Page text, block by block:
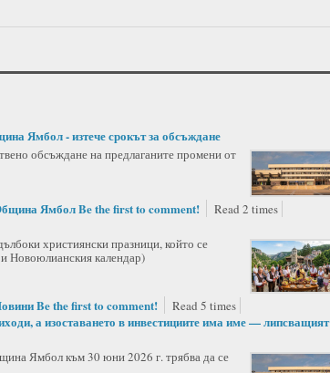
Ямбол - изтече срокът за обсъждане
обсъждане на предлаганите промени от
ЯмболBe the first to comment! Read 2 times
християнски празници, който се
Новоюлианския календар)
Be the first to comment! Read 5 times
а изоставането в инвестициите има име — липсващият
Ямбол към 30 юни 2026 г. трябва да се